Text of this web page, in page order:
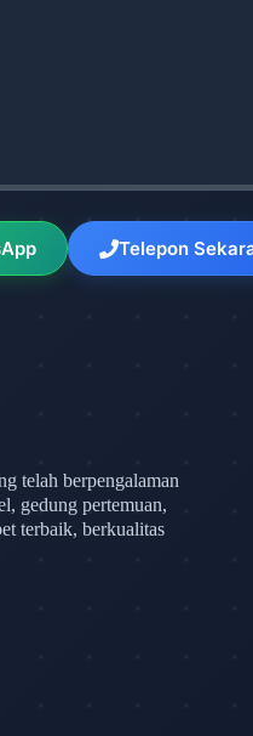
Telepon
telah berpengalaman
gedung pertemuan,
terbaik, berkualitas